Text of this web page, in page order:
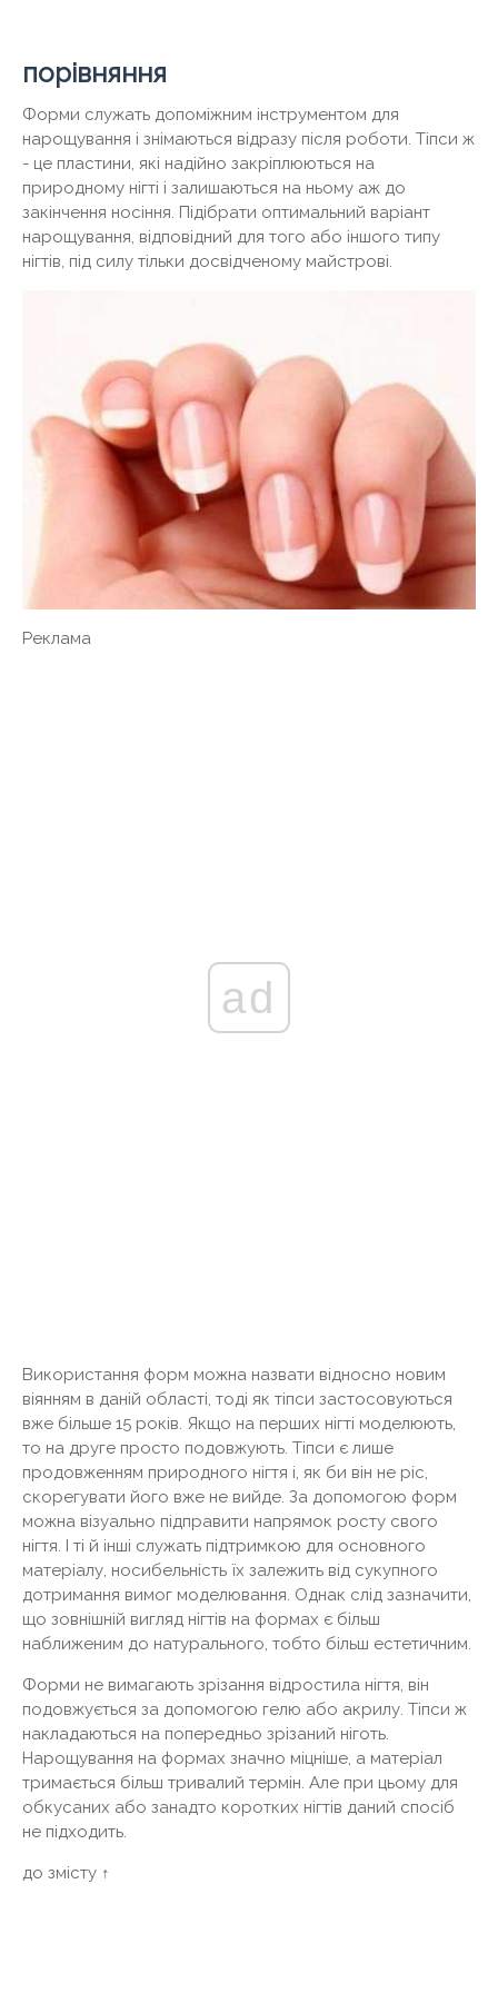
порівняння
Форми служать допоміжним інструментом для
нарощування і знімаються відразу після роботи. Тіпси ж
- це пластини, які надійно закріплюються на
природному нігті і залишаються на ньому аж до
закінчення носіння. Підібрати оптимальний варіант
нарощування, відповідний для того або іншого типу
нігтів, під силу тільки досвідченому майстрові.
Реклама
ad
Використання форм можна назвати відносно новим
віянням в даній області, тоді як тіпси застосовуються
вже більше 15 років. Якщо на перших нігті моделюють,
то на друге просто подовжують. Тіпси є лише
продовженням природного нігтя і, як би він не ріс,
скорегувати його вже не вийде. За допомогою форм
можна візуально підправити напрямок росту свого
нігтя. І ті й інші служать підтримкою для основного
матеріалу, носибельність їх залежить від сукупного
дотримання вимог моделювання. Однак слід зазначити,
що зовнішній вигляд нігтів на формах є більш
наближеним до натурального, тобто більш естетичним.
Форми не вимагають зрізання відростила нігтя, він
подовжується за допомогою гелю або акрилу. Тіпси ж
накладаються на попередньо зрізаний ніготь.
Нарощування на формах значно міцніше, а матеріал
тримається більш тривалий термін. Але при цьому для
обкусаних або занадто коротких нігтів даний спосіб
не підходить.
до змісту ↑